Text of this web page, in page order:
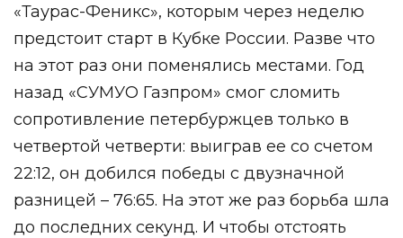
«Таурас-Феникс», которым через неделю
предстоит старт в Кубке России. Разве что
на этот раз они поменялись местами. Год
назад «СУМУО Газпром» смог сломить
сопротивление петербуржцев только в
четвертой четверти: выиграв ее со счетом
22:12, он добился победы с двузначной
разницей – 76:65. На этот же раз борьба шла
до последних секунд. И чтобы отстоять